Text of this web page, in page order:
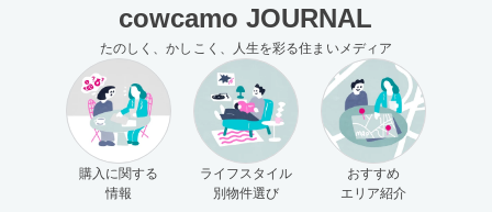
cowcamo JOURNAL
たのしく、かしこく、人生を彩る住まいメディア
購入に関する
情報
ライフスタイル
別物件選び
おすすめ
エリア紹介